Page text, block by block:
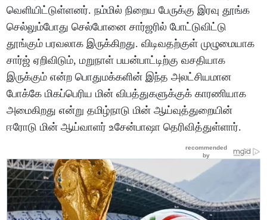
வெளியிட்டுள்ளனர். நம்மில் நிறைய பேருக்கு இரவு தூங்க
செல்லும்போது செல்போனை சார்ஜரில் போட்டுவிட்டு
தூங்கும் பரவலாக இருக்கிறது. விடிவதற்குள் முழுமையாக
சார்ஜ் ஏறிவிடும், மறுநாள் பயன்பாட்டிற்கு வசதியாக
இருக்கும் என்ற பொதுமக்களின் இந்த அலட்சியமான
போக்கே மிகப்பெரிய மின் விபத்துகளுக்குக் காரணியாக
அமைகிறது என்று தமிழ்நாடு மின் ஆய்வுத்துறையின்
ஈரோடு மின் ஆய்வாளர் உசேன்பாஷா தெரிவித்துள்ளார்.